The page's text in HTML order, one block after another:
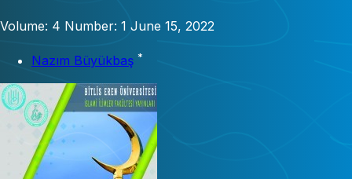
Volume: 4 Number: 1 June 15, 2022
Nazım Büyükbaş *